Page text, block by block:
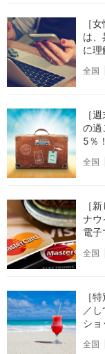
［
は
に理
全国
［
の過
5％！
全国
［
ナウ
電子
全国
［
／
ショ
全国